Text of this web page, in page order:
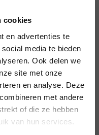
cookies
en advertenties te
media te bieden
Ook delen we
site met onze
en analyse. Deze
met andere
of die ze hebben
van hun services.
GEEN